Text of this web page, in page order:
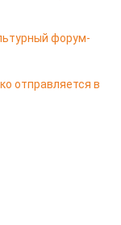
форум-
отправляется в